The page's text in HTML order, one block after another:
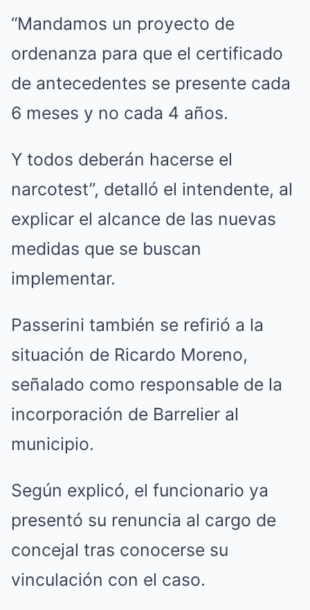
“Mandamos un proyecto de
ordenanza para que el certificado
de antecedentes se presente cada
6 meses y no cada 4 años.
Y todos deberán hacerse el
narcotest”, detalló el intendente, al
explicar el alcance de las nuevas
medidas que se buscan
implementar.
Passerini también se refirió a la
situación de Ricardo Moreno,
señalado como responsable de la
incorporación de Barrelier al
municipio.
Según explicó, el funcionario ya
presentó su renuncia al cargo de
concejal tras conocerse su
vinculación con el caso.